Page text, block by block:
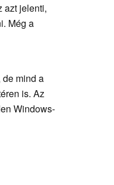
azt jelenti,
Még a
mind a
is. Az
Windows-